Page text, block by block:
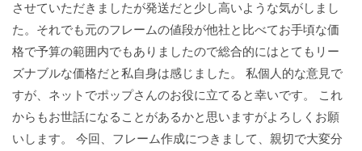
させていただきましたが発送だと少し高いような気がしまし
た。それでも元のフレームの値段が他社と比べてお手頃な価
格で予算の範囲内でもありましたので総合的にはとてもリー
ズナブルな価格だと私自身は感じました。 私個人的な意見で
すが、ネットでポップさんのお役に立てると幸いです。 これ
からもお世話になることがあるかと思いますがよろしくお願
いします。 今回、フレーム作成につきまして、親切で大変分